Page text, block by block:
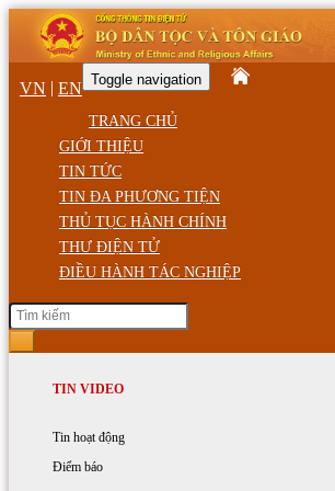
VN | EN Toggle navigation
TRANG CHỦ
GIỚI THIỆU
TIN TỨC
TIN ĐA PHƯƠNG TIỆN
THỦ TỤC HÀNH CHÍNH
THƯ ĐIỆN TỬ
ĐIỀU HÀNH TÁC NGHIỆP
GIỚI THIỆU
Chức năng, nhiệm vụ
Cơ cấu tổ chức
TIN HOẠT ĐỘNG
Hoạt động của Bộ trưởng
Hoạt động của Bộ Dân tộc và Tôn giáo
TIN VIDEO
Tin hoạt động
Điểm báo
Giới thiệu
Cộng đồng 54 dân tộc